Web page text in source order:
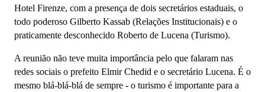
Hotel Firenze, com a presença de dois secretários estaduais, o
todo poderoso Gilberto Kassab (Relações Institucionais) e o
praticamente desconhecido Roberto de Lucena (Turismo).
A reunião não teve muita importância pelo que falaram nas
redes sociais o prefeito Elmir Chedid e o secretário Lucena. É o
mesmo blá-blá-blá de sempre - o turismo é importante para a